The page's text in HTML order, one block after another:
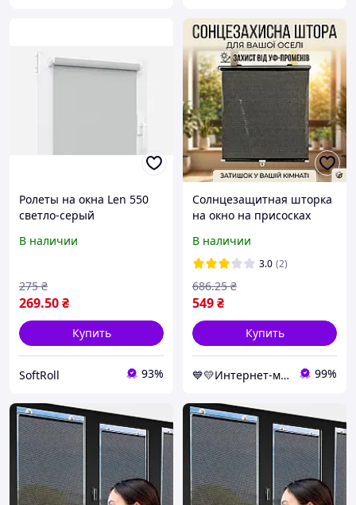
Ролеты на окна Len 550
светло-серый
ролеты 32,5х160 см
В наличии
269.50₴
275 ₴
Купить
SoftRoll 93%
Солнцезащитная шторка
на окно на присосках
Чёрный, ролеты на окна
без сверления
В наличии
3.0 (2)
549₴
686.25 ₴
Купить
💙💛Интернет-магазин NaVubir - navubir.com.ua 🎁％🚚 ⤵ 99%